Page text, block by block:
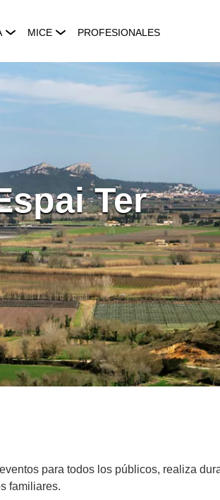
MICE PROFESIONALES
Ter
para todos los públicos, realiza
familiares.